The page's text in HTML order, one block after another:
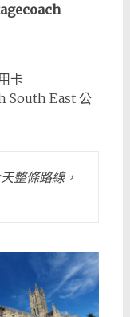
卡
South East 公
整條路線，